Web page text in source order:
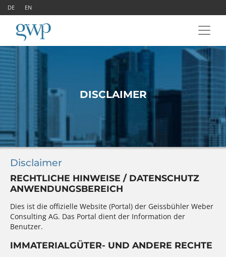
DE EN
DISCLAIMER
Disclaimer
RECHTLICHE HINWEISE / DATENSCHUTZ
ANWENDUNGSBEREICH
Dies ist die offizielle Website (Portal) der Geissbühler Weber
Consulting AG. Das Portal dient der Information der
Benutzer.
IMMATERIALGÜTER- UND ANDERE RECHTE